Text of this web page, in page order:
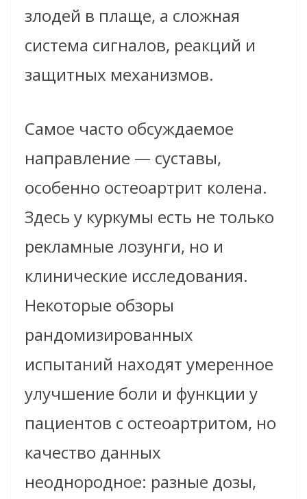
злодей в плаще, а сложная
система сигналов, реакций и
защитных механизмов.
Самое часто обсуждаемое
направление — суставы,
особенно остеоартрит колена.
Здесь у куркумы есть не только
рекламные лозунги, но и
клинические исследования.
Некоторые обзоры
рандомизированных
испытаний находят умеренное
улучшение боли и функции у
пациентов с остеоартритом, но
качество данных
неоднородное: разные дозы,